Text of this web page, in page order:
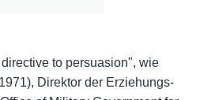
to persuasion", wie
Direktor der Erziehungs-